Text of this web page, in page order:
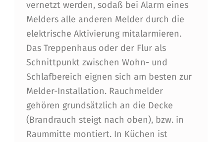
vernetzt werden, sodaß bei Alarm eines
Melders alle anderen Melder durch die
elektrische Aktivierung mitalarmieren.
Das Treppenhaus oder der Flur als
Schnittpunkt zwischen Wohn- und
Schlafbereich eignen sich am besten zur
Melder-Installation. Rauchmelder
gehören grundsätzlich an die Decke
(Brandrauch steigt nach oben), bzw. in
Raummitte montiert. In Küchen ist